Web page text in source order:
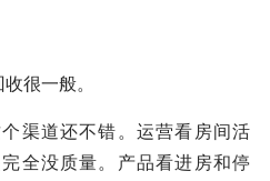
很一般。
渠道还不错。运营看房间活
全没质量。产品看进房和停